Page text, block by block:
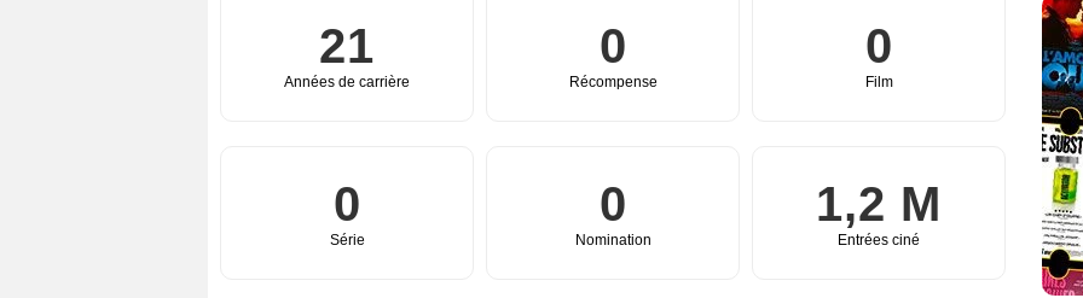
21
Années de carrière
0
Récompense
0
Film
0
Série
0
Nomination
1,2 M
Entrées ciné